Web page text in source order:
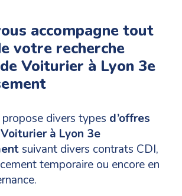
accompagne tout
votre recherche
Voiturier à Lyon 3e
divers types d’offres
à Lyon 3e
suivant divers contrats CDI,
temporaire ou encore en